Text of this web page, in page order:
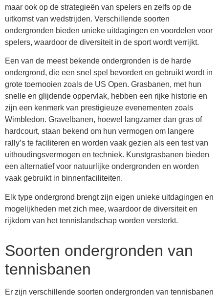
maar ook op de strategieën van spelers en zelfs op de
uitkomst van wedstrijden. Verschillende soorten
ondergronden bieden unieke uitdagingen en voordelen voor
spelers, waardoor de diversiteit in de sport wordt verrijkt.
Een van de meest bekende ondergronden is de harde
ondergrond, die een snel spel bevordert en gebruikt wordt in
grote toernooien zoals de US Open. Grasbanen, met hun
snelle en glijdende oppervlak, hebben een rijke historie en
zijn een kenmerk van prestigieuze evenementen zoals
Wimbledon. Gravelbanen, hoewel langzamer dan gras of
hardcourt, staan bekend om hun vermogen om langere
rally’s te faciliteren en worden vaak gezien als een test van
uithoudingsvermogen en techniek. Kunstgrasbanen bieden
een alternatief voor natuurlijke ondergronden en worden
vaak gebruikt in binnenfaciliteiten.
Elk type ondergrond brengt zijn eigen unieke uitdagingen en
mogelijkheden met zich mee, waardoor de diversiteit en
rijkdom van het tennislandschap worden versterkt.
Soorten ondergronden van
tennisbanen
Er zijn verschillende soorten ondergronden van tennisbanen